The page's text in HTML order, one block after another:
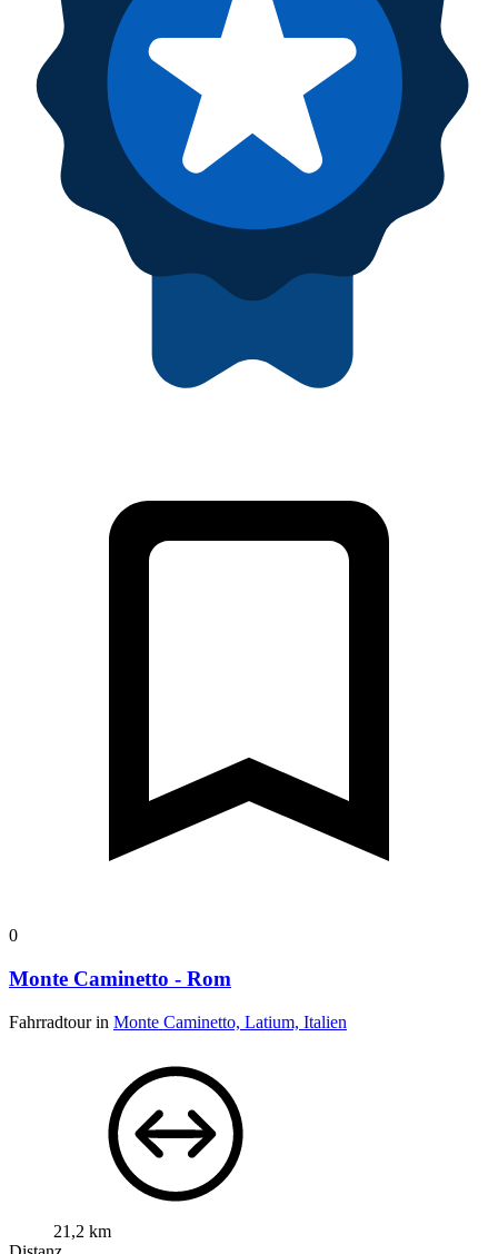
0
Monte Caminetto - Rom
Fahrradtour in Monte Caminetto, Latium, Italien
21,2 km